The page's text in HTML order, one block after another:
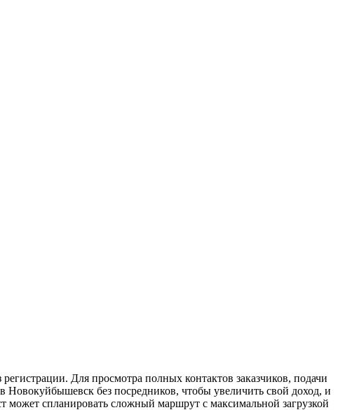
Для просмотра полных контактов заказчиков, подачи
Новокуйбышевск без посредников, чтобы увеличить свой доход, и
может спланировать сложный маршрут с максимальной загрузкой